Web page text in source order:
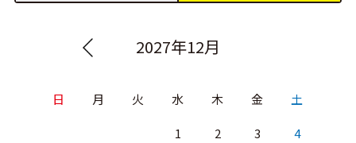
2027年12月
日 月 火 水 木 金 土
1 2 3 4